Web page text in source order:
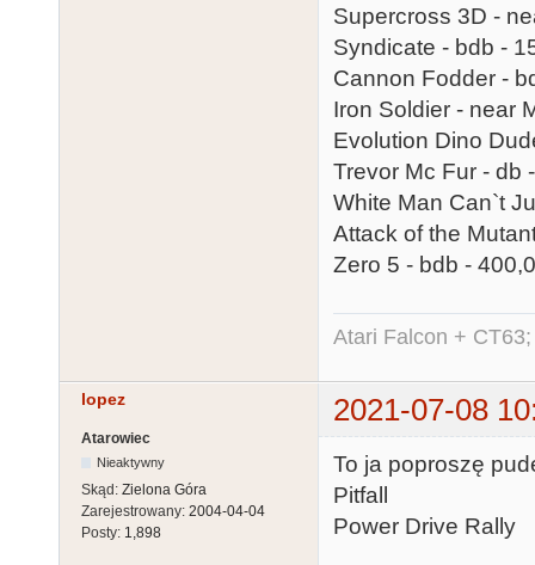
Supercross 3D -
Syndicate - bdb -
Cannon Fodder -
Iron Soldier - near
Evolution Dino
Trevor Mc Fur - db
White Man Can`t
Attack of the
Zero 5 - bdb -
Atari Falcon +
lopez 2021-07-08
Atarowiec
Nieaktywny
Skąd: Zielona Góra
Zarejestrowany: 2004-04-04
Posty: 1,898
To ja poproszę
Pitfall
Power Drive Rally